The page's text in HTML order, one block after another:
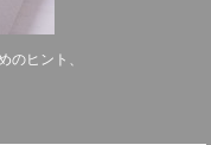
のヒント、